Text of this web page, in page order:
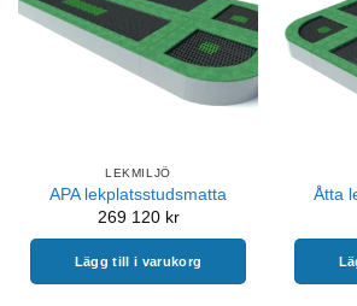
LEKMILJÖ
APA lekplatsstudsmatta
269 120 kr
Lägg till i varukorg
Åtta